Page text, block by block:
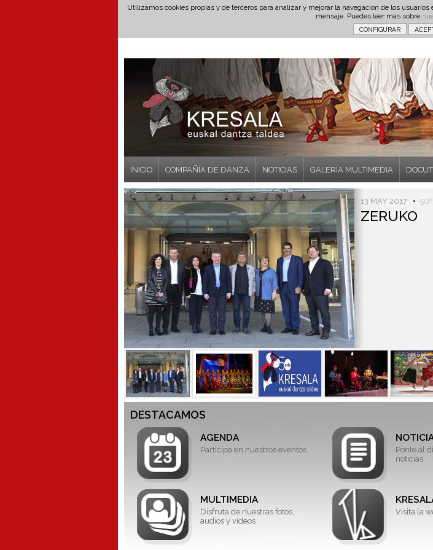
Utilizamos cookies propias y de terceros para analizar y mejorar la navegación de los
mensaje. Puedes leer más sobre
INICIO COMPAÑÍA DE DANZA NOTICIAS GALERÍA MULTIMEDIA
13 MAY 2017 •
ZERUKO
DESTACAMOS
AGENDA
Participa en nuestros eventos
Ponte al
noticias
MULTIMEDIA
Disfruta de nuestras fotos,
audios y vídeos
Visita la